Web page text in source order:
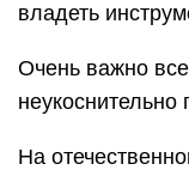
владеть
Очень важно
неукоснительно
На